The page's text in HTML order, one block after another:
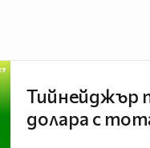
Тийнейджър
долара с